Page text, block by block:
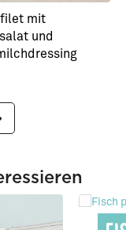
mit
und